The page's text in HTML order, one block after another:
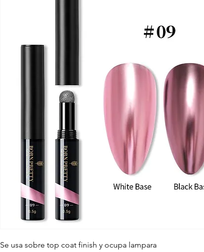
Se usa sobre top coat finish y ocupa lampara